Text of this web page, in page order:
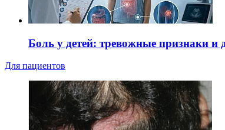
Боль у детей: тревожные признаки и
Для пациентов